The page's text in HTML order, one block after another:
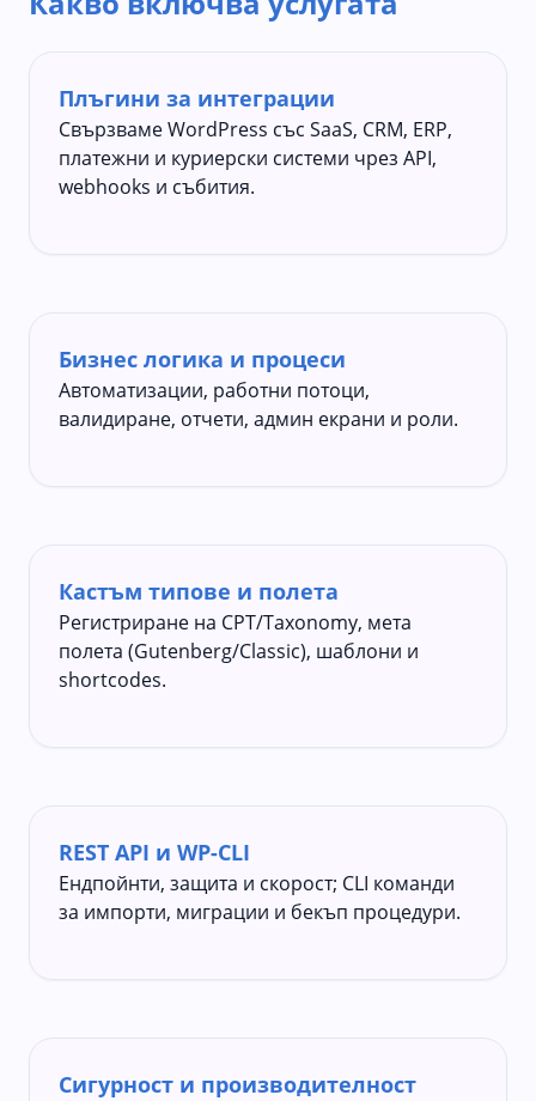
Плъгини за интеграции
Свързваме WordPress със SaaS, CRM, ERP,
платежни и куриерски системи чрез API,
webhooks и събития.
Бизнес логика и процеси
Автоматизации, работни потоци,
валидиране, отчети, админ екрани и роли.
Кастъм типове и полета
Регистриране на CPT/Taxonomy, мета
полета (Gutenberg/Classic), шаблони и
shortcodes.
REST API и WP-CLI
Ендпойнти, защита и скорост; CLI команди
за импорти, миграции и бекъп процедури.
Сигурност и производителност